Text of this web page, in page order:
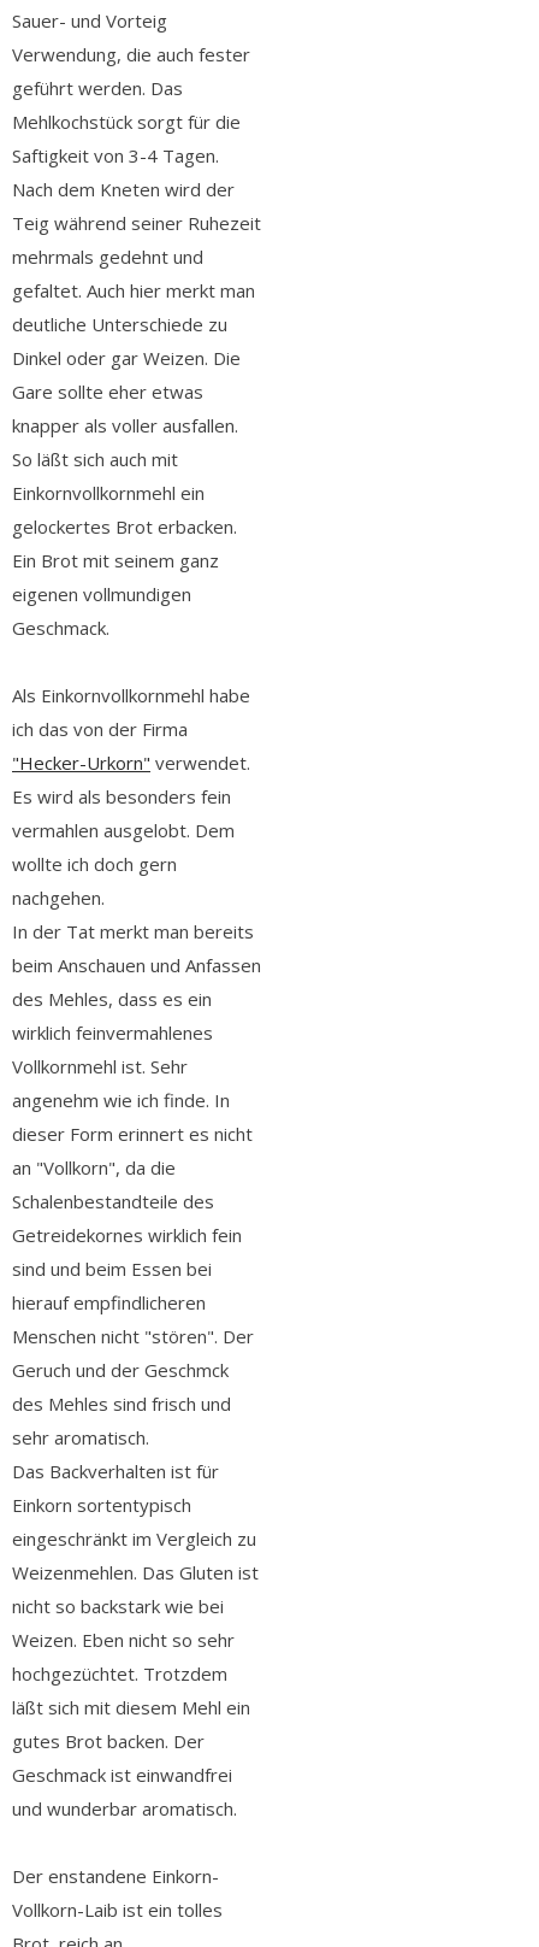
Sauer- und Vorteig
Verwendung, die auch fester
geführt werden. Das
Mehlkochstück sorgt für die
Saftigkeit von 3-4 Tagen.
Nach dem Kneten wird der
Teig während seiner Ruhezeit
mehrmals gedehnt und
gefaltet. Auch hier merkt man
deutliche Unterschiede zu
Dinkel oder gar Weizen. Die
Gare sollte eher etwas
knapper als voller ausfallen.
So läßt sich auch mit
Einkornvollkornmehl ein
gelockertes Brot erbacken.
Ein Brot mit seinem ganz
eigenen vollmundigen
Geschmack.
Als Einkornvollkornmehl habe
ich das von der Firma
"Hecker-Urkorn" verwendet.
Es wird als besonders fein
vermahlen ausgelobt. Dem
wollte ich doch gern
nachgehen.
In der Tat merkt man bereits
beim Anschauen und Anfassen
des Mehles, dass es ein
wirklich feinvermahlenes
Vollkornmehl ist. Sehr
angenehm wie ich finde. In
dieser Form erinnert es nicht
an "Vollkorn", da die
Schalenbestandteile des
Getreidekornes wirklich fein
sind und beim Essen bei
hierauf empfindlicheren
Menschen nicht "stören". Der
Geruch und der Geschmck
des Mehles sind frisch und
sehr aromatisch.
Das Backverhalten ist für
Einkorn sortentypisch
eingeschränkt im Vergleich zu
Weizenmehlen. Das Gluten ist
nicht so backstark wie bei
Weizen. Eben nicht so sehr
hochgezüchtet. Trotzdem
läßt sich mit diesem Mehl ein
gutes Brot backen. Der
Geschmack ist einwandfrei
und wunderbar aromatisch.
Der enstandene Einkorn-
Vollkorn-Laib ist ein tolles